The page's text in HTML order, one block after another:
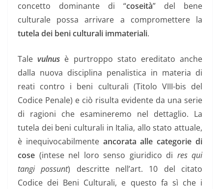
concetto dominante di “coseità” del bene
culturale possa arrivare a compromettere la
tutela dei beni culturali immateriali.
Talevulnus è purtroppo stato ereditato anche
dalla nuova disciplina penalistica in materia di
reati contro i beni culturali (Titolo VIII-bis del
Codice Penale) e ciò risulta evidente da una serie
di ragioni che esamineremo nel dettaglio. La
tutela dei beni culturali in Italia, allo stato attuale,
è inequivocabilmente ancorata alle categorie di
cose (intese nel loro senso giuridico di res qui
tangi possunt) descritte nell’art. 10 del citato
Codice dei Beni Culturali, e questo fa sì che i